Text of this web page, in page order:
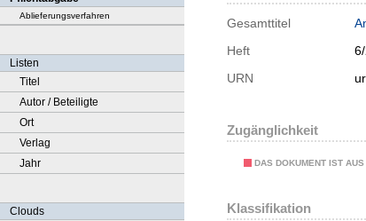
Ablieferungsverfahren
Listen
Titel
Autor / Beteiligte
Ort
Verlag
Jahr
Clouds
Gesamttitel
Heft
URN
Zugänglichkeit
DAS DOKUMENT IST
Klassifikation